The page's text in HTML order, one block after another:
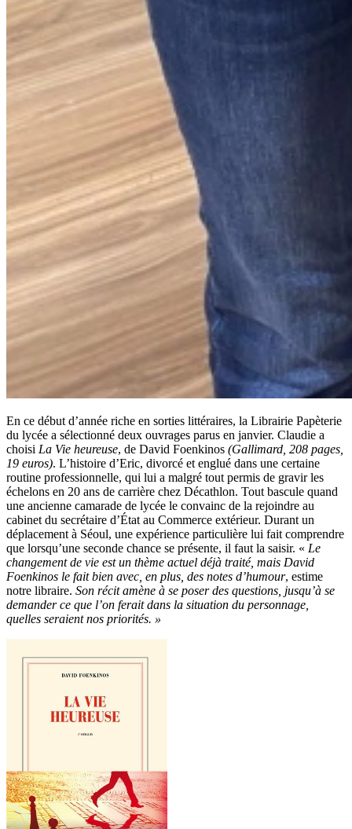
En ce début d’année riche en sorties littéraires, la Librairie Papèterie
du lycée a sélectionné deux ouvrages parus en janvier. Claudie a
choisi La Vie heureuse, de David Foenkinos (Gallimard, 208 pages,
19 euros). L’histoire d’Eric, divorcé et englué dans une certaine
routine professionnelle, qui lui a malgré tout permis de gravir les
échelons en 20 ans de carrière chez Décathlon. Tout bascule quand
une ancienne camarade de lycée le convainc de la rejoindre au
cabinet du secrétaire d’État au Commerce extérieur. Durant un
déplacement à Séoul, une expérience particulière lui fait comprendre
que lorsqu’une seconde chance se présente, il faut la saisir. « Le
changement de vie est un thème actuel déjà traité, mais David
Foenkinos le fait bien avec, en plus, des notes d’humour, estime
notre libraire. Son récit amène à se poser des questions, jusqu’à se
demander ce que l’on ferait dans la situation du personnage,
quelles seraient nos priorités. »